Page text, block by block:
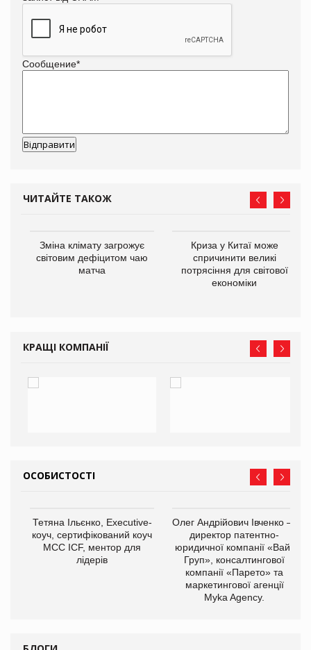
Сообщение*
ЧИТАЙТЕ ТАКОЖ
Зміна клімату загрожує
світовим дефіцитом чаю
матча
Криза у Китаї може
спричинити великі
потрясіння для світової
економіки
КРАЩІ КОМПАНІЇ
ОСОБИСТОСТІ
Тетяна Ільєнко, Executive-
коуч, сертифікований коуч
МСС ICF, ментор для
лідерів
Олег Андрійович Івченко —
директор патентно-
юридичної компанії «Вайз
Груп», консалтингової
компанії «Парето» та
маркетингової агенції
Myka Agency.